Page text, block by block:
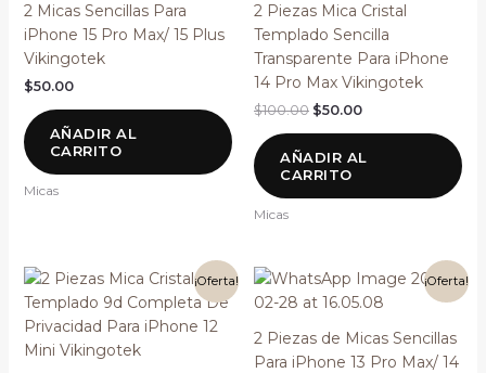
2 Micas Sencillas Para
iPhone 15 Pro Max/ 15 Plus
Vikingotek
$50.00
AÑADIR AL
CARRITO
Micas
2 Piezas Mica Cristal
Templado Sencilla
Transparente Para iPhone
14 Pro Max Vikingotek
$100.00
$100.00.
$50.00
$50.00.
AÑADIR AL
CARRITO
Micas
¡Oferta!
El
original
era:
$150.00.
El
actual
es:
¡Oferta!
2 Piezas de Micas Sencillas
Para iPhone 13 Pro Max/ 14
El
precio
original
$100.00.
El
precio
actual
$50.00.